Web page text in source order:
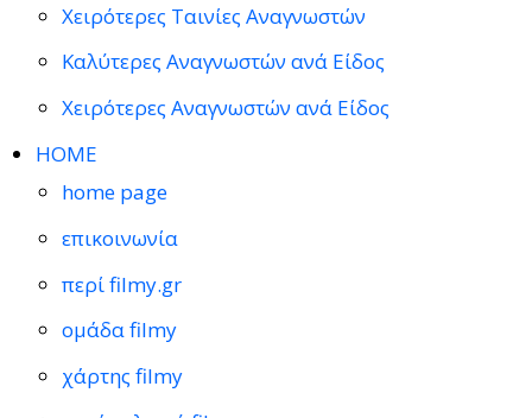
Χειρότερες Ταινίες Αναγνωστών
Καλύτερες Αναγνωστών ανά Είδος
Χειρότερες Αναγνωστών ανά Είδος
HOME
home page
επικοινωνία
περί filmy.gr
ομάδα filmy
χάρτης filmy